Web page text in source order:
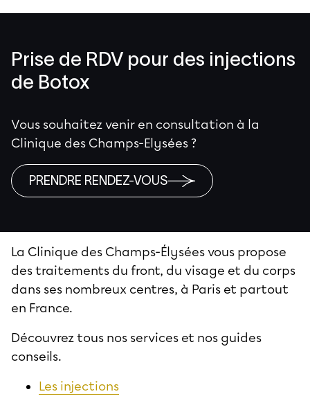
Prise de RDV pour des injections
de Botox
Vous souhaitez venir en consultation à la
Clinique des Champs-Elysées ?
PRENDRE RENDEZ-VOUS
La Clinique des Champs-Élysées vous propose
des traitements du front, du visage et du corps
dans ses nombreux centres, à Paris et partout
en France.
Découvrez tous nos services et nos guides
conseils.
Les injections